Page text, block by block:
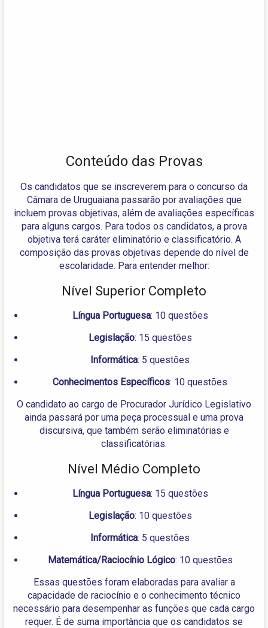
Conteúdo das Provas
Os candidatos que se inscreverem para o concurso da
Câmara de Uruguaiana passarão por avaliações que
incluem provas objetivas, além de avaliações específicas
para alguns cargos. Para todos os candidatos, a prova
objetiva terá caráter eliminatório e classificatório. A
composição das provas objetivas depende do nível de
escolaridade. Para entender melhor:
Nível Superior Completo
Língua Portuguesa: 10 questões
Legislação: 15 questões
Informática: 5 questões
Conhecimentos Específicos: 10 questões
O candidato ao cargo de Procurador Jurídico Legislativo
ainda passará por uma peça processual e uma prova
discursiva, que também serão eliminatórias e
classificatórias.
Nível Médio Completo
Língua Portuguesa: 15 questões
Legislação: 10 questões
Informática: 5 questões
Matemática/Raciocínio Lógico: 10 questões
Essas questões foram elaboradas para avaliar a
capacidade de raciocínio e o conhecimento técnico
necessário para desempenhar as funções que cada cargo
requer. É de suma importância que os candidatos se